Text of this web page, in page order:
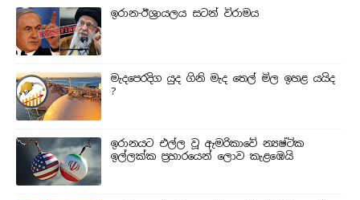
ඉරාන-ඊශ්‍රායලය සටන් විරාමය
මැදපෙරදිග යුද ගිනි මැද තෙල් මිල ඉහළ යයිද
?
ඉරානයට එල්ල වූ ඇමරිකාවේ න්‍යෂ්ටික
ඉල්ලක්ක ප්‍රහාරයෙන් ලොව කැළඹෙයි